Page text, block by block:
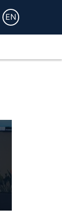
EN